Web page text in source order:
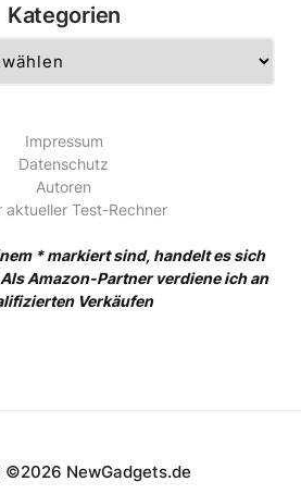
Kategorien
Impressum
Datenschutz
Autoren
aktueller Test-Rechner
* markiert sind, handelt es sich
Amazon-Partner verdiene ich an
Verkäufen
©2026 NewGadgets.de